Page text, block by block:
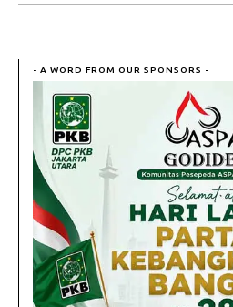
- A WORD FROM OUR SPONSORS -